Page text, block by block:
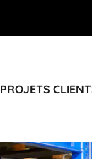
PROJETS